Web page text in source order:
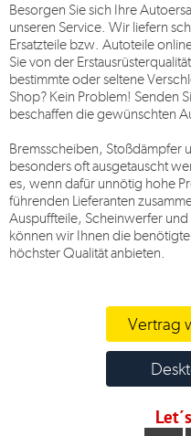
Besorgen Sie sich Ihre
unseren Service. Wir liefern
Ersatzteile bzw. Autoteile
Sie von der
bestimmte oder seltene
Shop? Kein Problem! Senden
beschaffen die gewünschten
Bremsscheiben, Stoßdämpfer
besonders oft ausgetauscht
es, wenn dafür unnötig hohe
führenden Lieferanten
Auspuffteile, Scheinwerfer
können wir Ihnen die
höchster Qualität anbieten.
Vertrag